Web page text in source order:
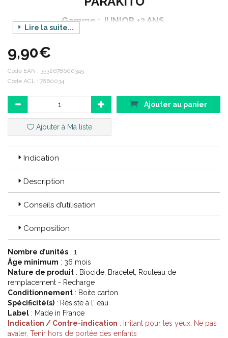
Gamme : JUNIOR +3 ANS
Produit : BRACELET ANTI-MOUSTIQUES
Conditionnement : 1 bracelet + 2 plaquettes
Code ACL : 7860034
Code EAN : 3532678600345
Lire la suite...
9,90€
Code EAN : 3532678600345
Code ACL : 7860034
Ajouter au panier
Ajouter à Ma liste
Indication
Description
Conseils d’utilisation
Composition
Nombre d’unités : 1
Âge minimum : 36 mois
Nature de produit : Biocide, Bracelet, Rouleau de
remplacement - Recharge
Conditionnement : Boite carton
Spécificité(s) : Résiste à l' eau
Label : Made in France
Indication / Contre-indication : Irritant pour les yeux, Ne pas
avaler, Tenir hors de portée des enfants